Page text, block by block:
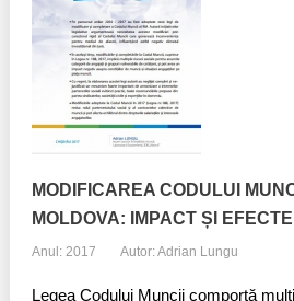
MODIFICAREA CODULUI
MOLDOVA: IMPACT ȘI
Anul: 2017 Autor: Adrian Lungu
Legea Codului Muncii comportă